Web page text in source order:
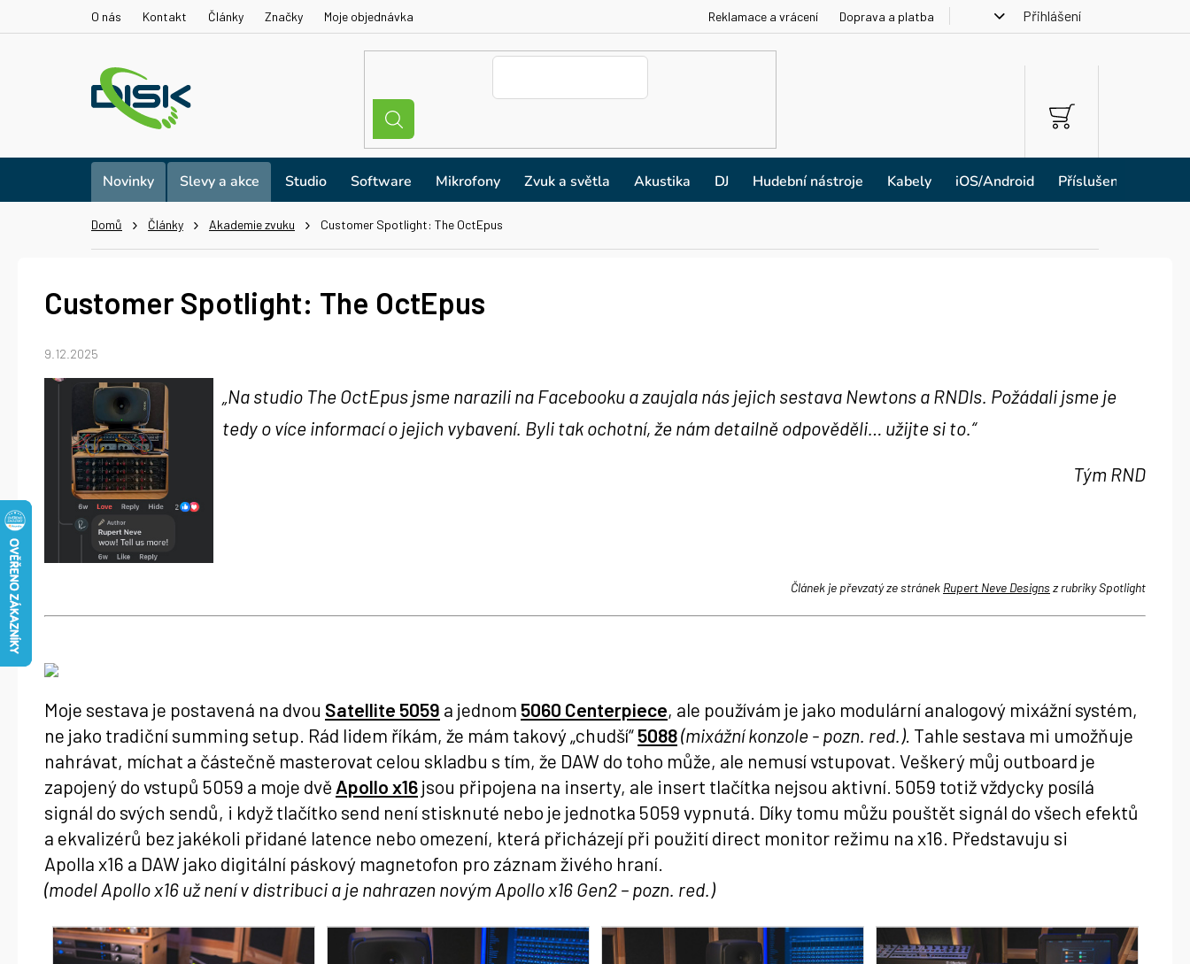
O nás Kontakt Články Značky Moje objednávka Reklamace a vrácení Doprava a platba Přihlášení
NÁKUPNÍ
KOŠÍK
Novinky Slevy a akce Studio Software Mikrofony Zvuk a světla Akustika DJ Hudební nástroje Kabely iOS/Android Příslušenství
Domů Články Akademie zvuku Customer Spotlight: The OctEpus
Customer Spotlight: The OctEpus
9.12.2025
„Na studio The OctEpus jsme narazili na Facebooku a zaujala nás jejich sestava Newtons a RNDIs. Požádali jsme je
tedy o více informací o jejich vybavení. Byli tak ochotní, že nám detailně odpověděli… užijte si to.“
Tým RND
Článek je převzatý ze stránek Rupert Neve Designsz rubriky Spotlight
Moje sestava je postavená na dvou Satellite 5059 a jednom 5060 Centerpiece, ale používám je jako modulární analogový mixážní systém,
ne jako tradiční summing setup. Rád lidem říkám, že mám takový „chudší“ 5088(mixážní konzole - pozn. red.). Tahle sestava mi umožňuje
nahrávat, míchat a částečně masterovat celou skladbu s tím, že DAW do toho může, ale nemusí vstupovat. Veškerý můj outboard je
zapojený do vstupů 5059 a moje dvě Apollo x16 jsou připojena na inserty, ale insert tlačítka nejsou aktivní. 5059 totiž vždycky posílá
signál do svých sendů, i když tlačítko send není stisknuté nebo je jednotka 5059 vypnutá. Díky tomu můžu pouštět signál do všech efektů
a ekvalizérů bez jakékoli přidané latence nebo omezení, která přicházejí při použití direct monitor režimu na x16. Představuju si
Apolla x16 a DAW jako digitální páskový magnetofon pro záznam živého hraní.
(model Apollo x16 už není v distribuci a je nahrazen novým Apollo x16 Gen2 – pozn. red.)